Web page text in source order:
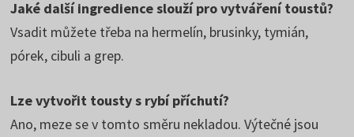
Jaké další ingredience slouží pro vytváření toustů?
Vsadit můžete třeba na hermelín, brusinky, tymián,
pórek, cibuli a grep.
Lze vytvořit tousty s rybí příchutí?
Ano, meze se v tomto směru nekladou. Výtečné jsou